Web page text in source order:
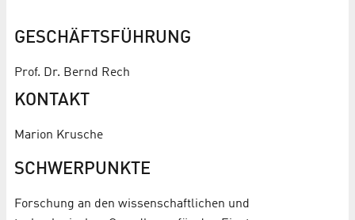
GESCHÄFTSFÜHRUNG
Prof. Dr. Bernd Rech
KONTAKT
Marion Krusche
SCHWERPUNKTE
Forschung an den wissenschaftlichen und